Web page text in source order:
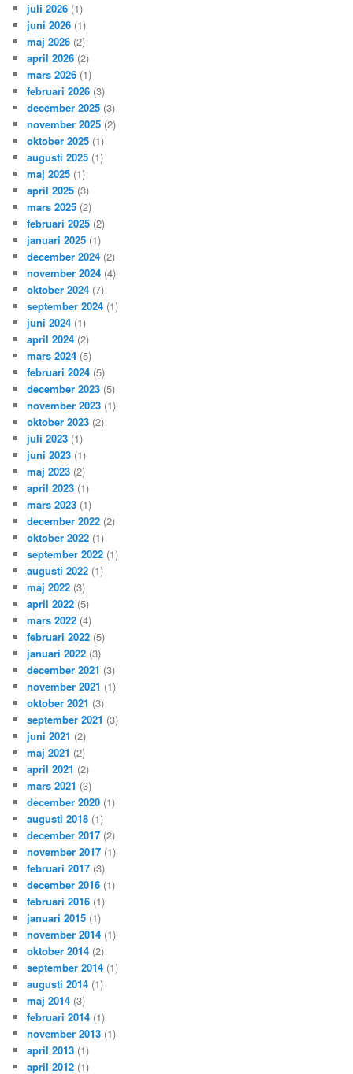
juli 2026 (1)
juni 2026 (1)
maj 2026 (2)
april 2026 (2)
mars 2026 (1)
februari 2026 (3)
december 2025 (3)
november 2025 (2)
oktober 2025 (1)
augusti 2025 (1)
maj 2025 (1)
april 2025 (3)
mars 2025 (2)
februari 2025 (2)
januari 2025 (1)
december 2024 (2)
november 2024 (4)
oktober 2024 (7)
september 2024 (1)
juni 2024 (1)
april 2024 (2)
mars 2024 (5)
februari 2024 (5)
december 2023 (5)
november 2023 (1)
oktober 2023 (2)
juli 2023 (1)
juni 2023 (1)
maj 2023 (2)
april 2023 (1)
mars 2023 (1)
december 2022 (2)
oktober 2022 (1)
september 2022 (1)
augusti 2022 (1)
maj 2022 (3)
april 2022 (5)
mars 2022 (4)
februari 2022 (5)
januari 2022 (3)
december 2021 (3)
november 2021 (1)
oktober 2021 (3)
september 2021 (3)
juni 2021 (2)
maj 2021 (2)
april 2021 (2)
mars 2021 (3)
december 2020 (1)
augusti 2018 (1)
december 2017 (2)
november 2017 (1)
februari 2017 (3)
december 2016 (1)
februari 2016 (1)
januari 2015 (1)
november 2014 (1)
oktober 2014 (2)
september 2014 (1)
augusti 2014 (1)
maj 2014 (3)
februari 2014 (1)
november 2013 (1)
april 2013 (1)
april 2012 (1)